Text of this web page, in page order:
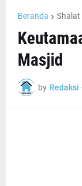
Beranda Shalat
Masjid
by Redaksi